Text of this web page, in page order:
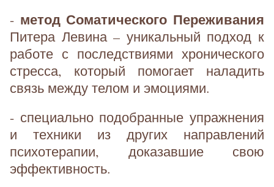
- метод Соматического Переживания
Питера Левина – уникальный подход к
работе с последствиями хронического
стресса, который помогает наладить
связь между телом и эмоциями.
- специально подобранные упражнения
и техники из других направлений
психотерапии, доказавшие свою
эффективность.